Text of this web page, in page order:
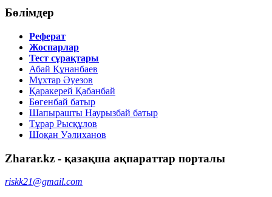
Бөлімдер
Реферат
Жоспарлар
Тест сұрақтары
Абай Құнанбаев
Мұхтар Әуезов
Қаракерей Қабанбай
Бөгенбай батыр
Шапырашты Наурызбай батыр
Тұрар Рысқұлов
Шоқан Уәлиханов
Zharar.kz - қазақша ақпараттар порталы
riskk21@gmail.com